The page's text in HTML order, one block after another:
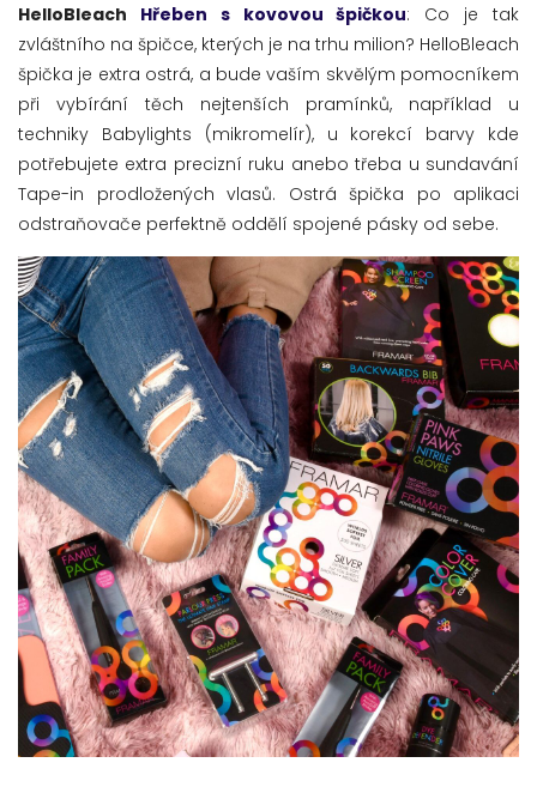
HelloBleach Hřeben s kovovou špičkou: Co je tak
zvláštního na špičce, kterých je na trhu milion? HelloBleach
špička je extra ostrá, a bude vaším skvělým pomocníkem
při vybírání těch nejtenších pramínků, například u
techniky Babylights (mikromelír), u korekcí barvy kde
potřebujete extra precizní ruku anebo třeba u sundavání
Tape-in prodložených vlasů. Ostrá špička po aplikaci
odstraňovače perfektně oddělí spojené pásky od sebe.